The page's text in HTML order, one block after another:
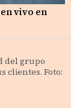
vivo en